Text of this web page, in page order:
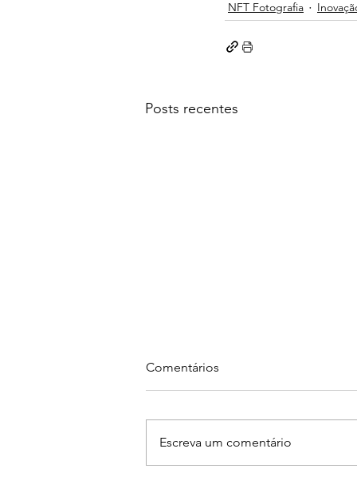
NFT Fotografia
Posts recentes
Comentários
Escreva um comentário